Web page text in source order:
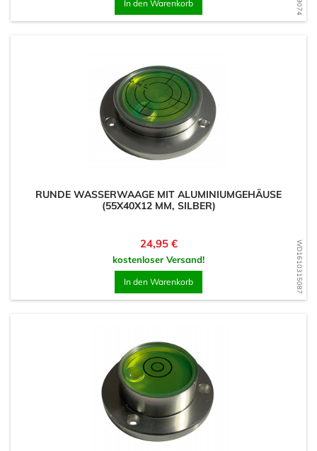
In den Warenkorb
WD1610315087
RUNDE WASSERWAAGE MIT ALUMINIUMGEHÄUSE
(55X40X12 MM, SILBER)
Preis
24,95 €
kostenloser Versand!
In den Warenkorb